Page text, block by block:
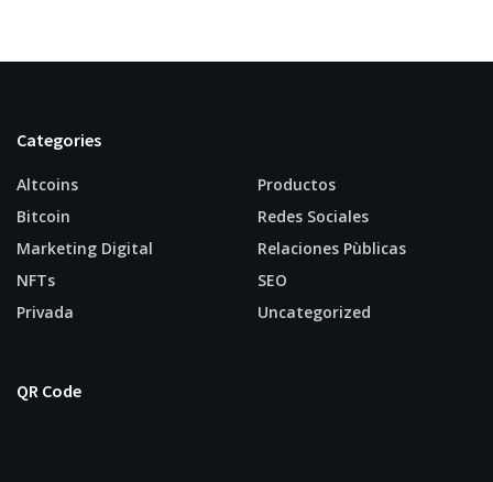
Categories
Altcoins
Bitcoin
Marketing Digital
NFTs
Privada
Productos
Redes Sociales
Relaciones Pùblicas
SEO
Uncategorized
QR Code